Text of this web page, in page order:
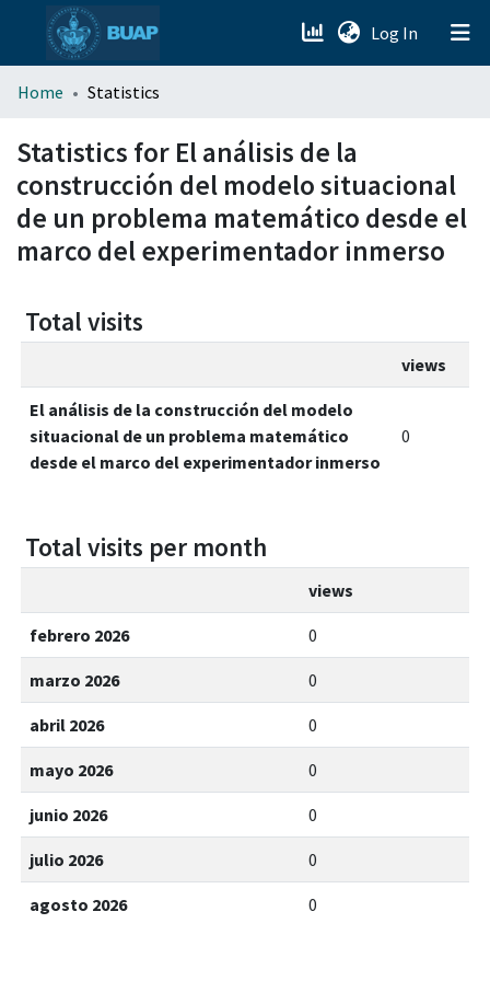
Log In (current)
menu.section.about_menu
All of DSpace
Home Statistics
Statistics for El análisis de la
construcción del modelo situacional
de un problema matemático desde el
marco del experimentador inmerso
Total visits
views
El análisis de la construcción del modelo
situacional de un problema matemático
desde el marco del experimentador inmerso
0
Total visits per month
views
febrero 2026 0
marzo 2026 0
abril 2026 0
mayo 2026 0
junio 2026 0
julio 2026 0
agosto 2026 0